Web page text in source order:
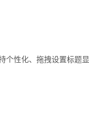
个性化、拖拽设置标题显